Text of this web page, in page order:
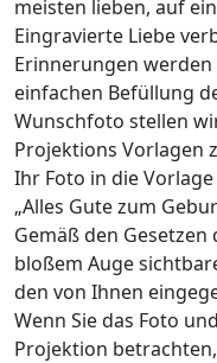
meisten lieben, auf
Eingravierte Liebe
Erinnerungen
einfachen Befüllung
Wunschfoto stellen
Projektions Vorlagen
Ihr Foto in die
„Alles Gute zum
Gemäß den
bloßem Auge
den von Ihnen
Wenn Sie das Foto
Projektion